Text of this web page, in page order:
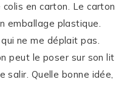
en carton. Le carton
emballage plastique.
ne me déplait pas.
peut le poser sur son lit
salir. Quelle bonne idée,